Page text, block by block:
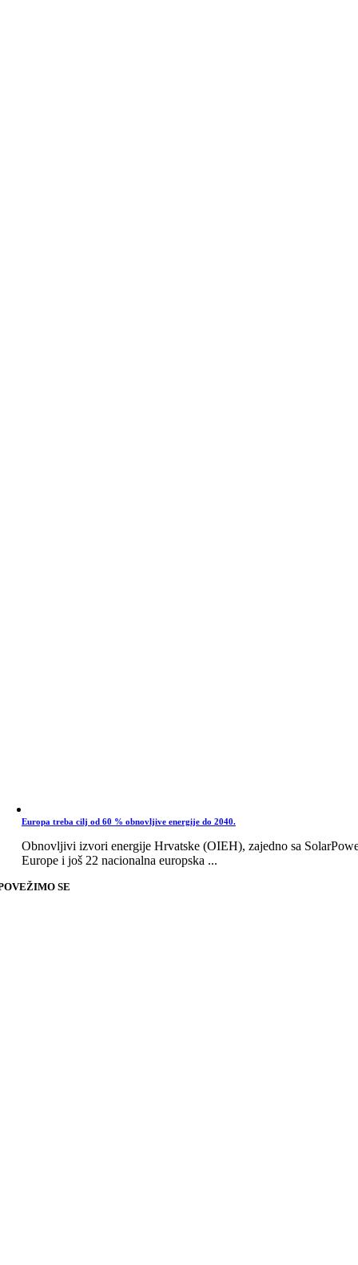
Europa treba cilj od 60 % obnovljive energije do 2040.
Obnovljivi izvori energije Hrvatske (OIEH), zajedno sa
Europe i još 22 nacionalna europska ...
SE